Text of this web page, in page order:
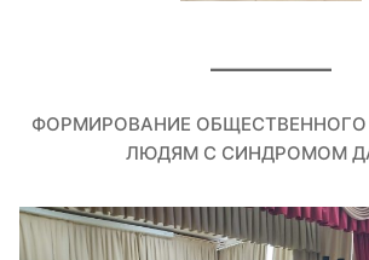
ФОРМИРОВАНИЕ
ЛЮДЯМ С СИНДРОМОМ